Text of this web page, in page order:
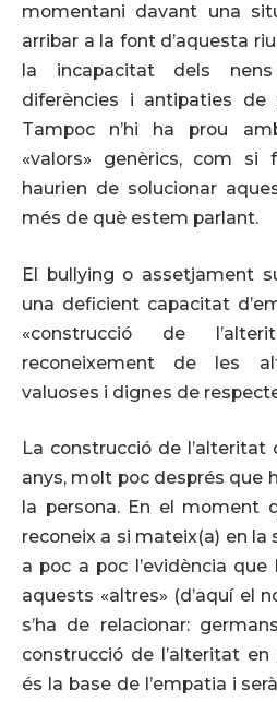
momentani davant una
arribar a la font d’aquesta
la incapacitat dels
diferències i antipaties de
Tampoc n’hi ha prou
«valors» genèrics, com si
haurien de solucionar
més de què estem parlant.
El bullying o assetjament
una deficient capacitat
«construcció de
reconeixement de les
valuoses i dignes de
La construcció de
anys, molt poc després que
la persona. En el moment
reconeix a si mateix(a) en
a poc a poc l’evidència
aquests «altres» (d’aquí el
s’ha de relacionar:
construcció de l’alteritat en
és la base de l’empatia i